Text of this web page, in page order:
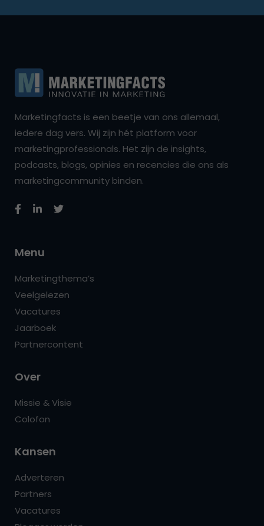
Marketingfacts is een beetje van ons allemaal,
iedere dag vers. Wij zijn hét platform voor
marketingprofessionals. Het zijn de insights,
podcasts, blogs, opinies en recencies die ons als
marketingcommunity binden.
Menu
Marketingthema’s
Veelgelezen
Vacatures
Jaarboek
Partnercontent
Over
Missie & Visie
Colofon
Kansen
Adverteren
Partners
Vacatures